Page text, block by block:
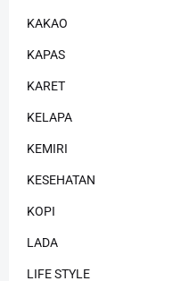
KAKAO
KAPAS
KARET
KELAPA
KEMIRI
KESEHATAN
KOPI
LADA
LIFE STYLE